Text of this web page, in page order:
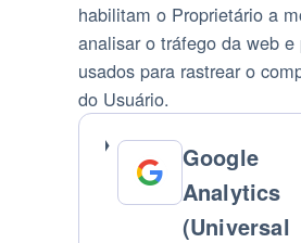
habilitam o Proprietário a
analisar o tráfego da web e
usados para rastrear o
do Usuário.
Google
Analytics
(Universal